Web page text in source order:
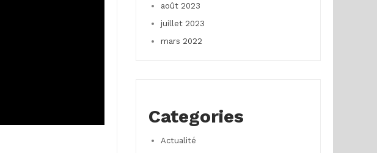
août 2023
juillet 2023
mars 2022
Categories
Actualité